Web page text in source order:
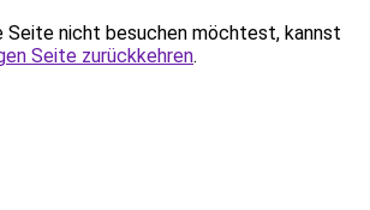
Seite nicht besuchen möchtest, kannst
Seite zurückkehren.